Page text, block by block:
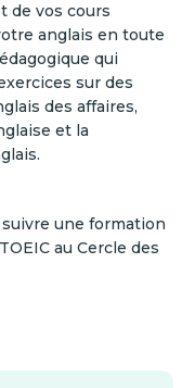
de vos cours
anglais en toute
qui
sur des
des affaires,
et la
une formation
au Cercle des